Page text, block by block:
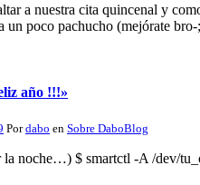
a nuestra cita quincenal y
un poco pachucho (mejórate
año !!!»
Pordabo en Sobre DaboBlog
noche…) $ smartctl -A /dev/